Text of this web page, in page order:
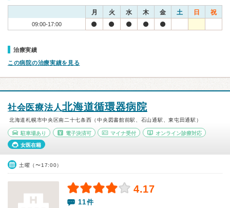
月 火 水 木 金 土 日 祝
09:00-17:00
治療実績
この病院の治療実績を見る
社会医療法人北海道循環器病院
北海道札幌市中央区南二十七条西（中央図書館前駅、石山通駅、東屯田通駅）
駐車場あり 電子決済可 マイナ受付 オンライン診療対応
女医在籍
土曜（〜17:00）
4.17
11件